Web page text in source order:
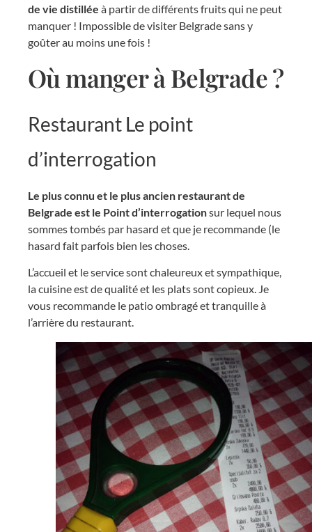
de vie distillée à partir de différents fruits qui ne peut
manquer ! Impossible de visiter Belgrade sans y
goûter au moins une fois !
Où manger à Belgrade ?
Restaurant Le point
d’interrogation
Le plus connu et le plus ancien restaurant de
Belgrade est le Point d’interrogationsur lequel nous
sommes tombés par hasard et que je recommande (le
hasard fait parfois bien les choses.
L’accueil et le service sont chaleureux et sympathique,
la cuisine est de qualité et les plats sont copieux. Je
vous recommande le patio ombragé et tranquille à
l’arrière du restaurant.